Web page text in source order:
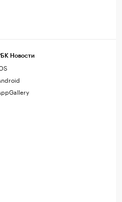
Новости